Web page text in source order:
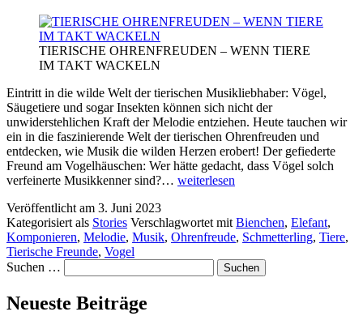
TIERISCHE OHRENFREUDEN – WENN TIERE
IM TAKT WACKELN
Eintritt in die wilde Welt der tierischen Musikliebhaber: Vögel,
Säugetiere und sogar Insekten können sich nicht der
unwiderstehlichen Kraft der Melodie entziehen. Heute tauchen wir
ein in die faszinierende Welt der tierischen Ohrenfreuden und
entdecken, wie Musik die wilden Herzen erobert! Der gefiederte
Freund am Vogelhäuschen: Wer hätte gedacht, dass Vögel solch
verfeinerte Musikkenner sind?… TIERISCHE
WENN
TIERE
weiterlesen
Veröffentlicht am 3. Juni 2023
Kategorisiert als Stories Verschlagwortet mit Bienchen, Elefant,
Komponieren, Melodie, Musik, Ohrenfreude, Schmetterling, Tiere,
Tierische Freunde, Vogel
Suchen …
Neueste Beiträge